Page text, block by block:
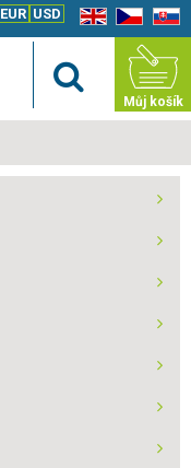
EN CZ SK
EUR USD
Můj košík